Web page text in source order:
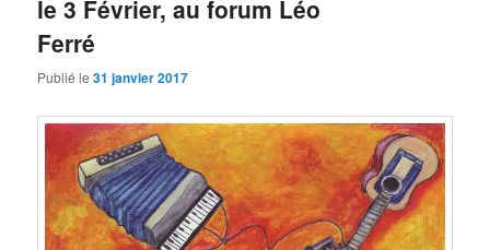
le 3 Février, au forum Léo
Ferré
Publié le31 janvier 2017